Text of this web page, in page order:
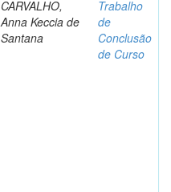
CARVALHO,
Anna Keccia de
Santana
Trabalho
de
Conclusão
de Curso